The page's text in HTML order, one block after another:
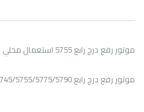
موتور رفع درج رابع 5755 استعمال محلي
موتور رفع درج رابع 555735/5740/5745/5755/5775/5790استعمال محلي